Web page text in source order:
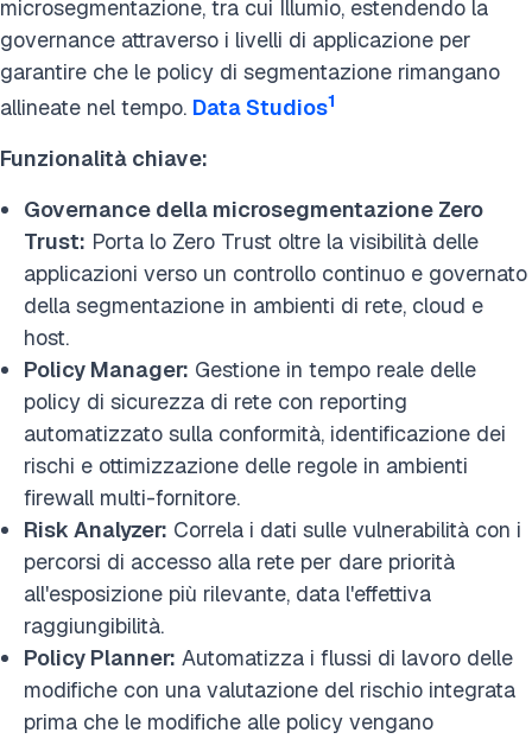
microsegmentazione, tra cui Illumio, estendendo la
governance attraverso i livelli di applicazione per
garantire che le policy di segmentazione rimangano
allineate nel tempo. Data Studios1
Funzionalità chiave:
Governance della microsegmentazione Zero
Trust: Porta lo Zero Trust oltre la visibilità delle
applicazioni verso un controllo continuo e governato
della segmentazione in ambienti di rete, cloud e
host.
Policy Manager: Gestione in tempo reale delle
policy di sicurezza di rete con reporting
automatizzato sulla conformità, identificazione dei
rischi e ottimizzazione delle regole in ambienti
firewall multi-fornitore.
Risk Analyzer: Correla i dati sulle vulnerabilità con i
percorsi di accesso alla rete per dare priorità
all'esposizione più rilevante, data l'effettiva
raggiungibilità.
Policy Planner: Automatizza i flussi di lavoro delle
modifiche con una valutazione del rischio integrata
prima che le modifiche alle policy vengano